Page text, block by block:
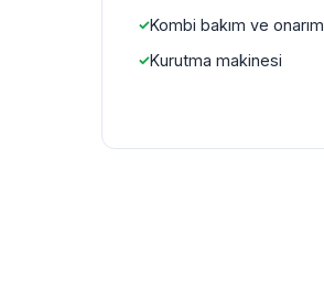
Kombi bakım ve onarım
Kurutma makinesi